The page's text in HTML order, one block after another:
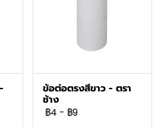
ข้อต่อตรงสีขาว - ตรา
ช้าง
฿4 - ฿9